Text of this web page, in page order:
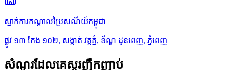
ស្នាក់ការកណ្តាលប្រៃសណីយ៍កម្ពុជា
ផ្លូវ ១៣ កែង ១០២, សង្កាត់ វត្តភ្នំ, ខ័ណ្ឌ ដូនពេញ, ភ្នំពេញ
សំណួរដែលគេសួរញឹកញាប់